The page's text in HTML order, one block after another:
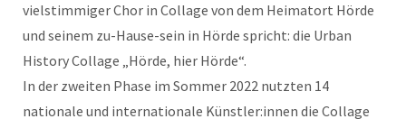
vielstimmiger Chor in Collage von dem Heimatort Hörde
und seinem zu-Hause-sein in Hörde spricht: die Urban
History Collage „Hörde, hier Hörde“.
In der zweiten Phase im Sommer 2022 nutzten 14
nationale und internationale Künstler:innen die Collage